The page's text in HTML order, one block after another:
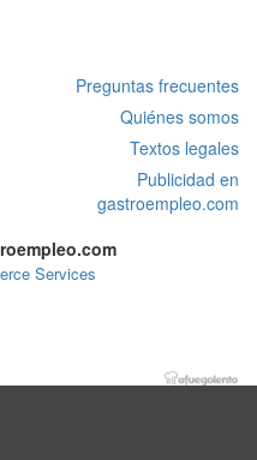
Preguntas frecuentes
Quiénes somos
Textos legales
Publicidad en
gastroempleo.com
Services